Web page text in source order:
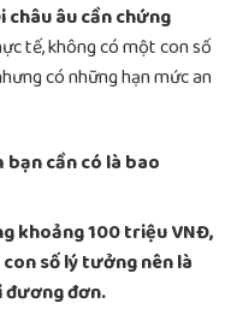
châu âu cần chứng
tế, không có một con số
có những hạn mức an
cần có là bao
khoảng 100 triệu VNĐ,
số lý tưởng nên là
đơn.